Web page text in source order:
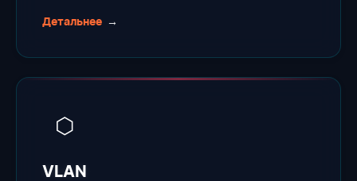
Детальнее →
⬡
VLAN